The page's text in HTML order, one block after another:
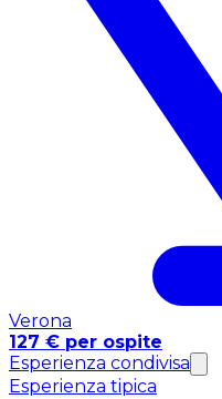
Verona
127 € per ospite
Esperienza condivisa
Esperienza tipica